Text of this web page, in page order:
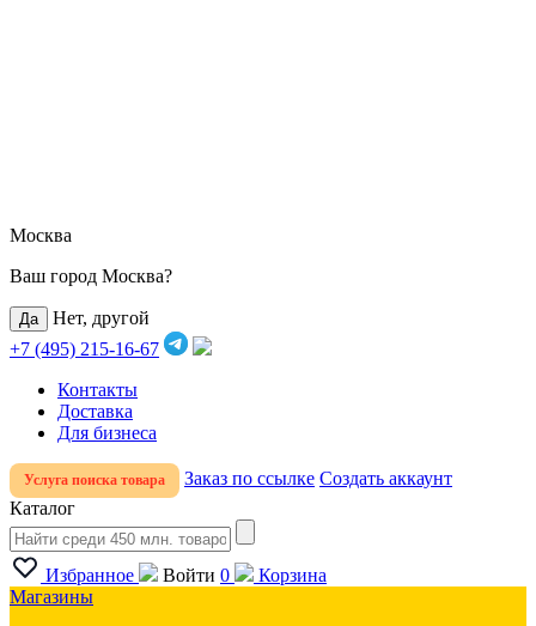
Москва
Ваш город Москва?
Нет, другой
+7 (495) 215-16-67
Контакты
Доставка
Для бизнеса
Услуга поиска товара Заказ по ссылке Создать аккаунт
Каталог
Избранное Войти 0
Корзина
Магазины